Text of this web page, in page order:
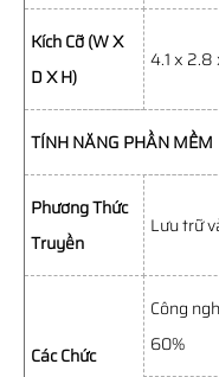
Kích Cỡ (W X
D X H)
4.1 x 2.8
TÍNH NĂNG PHẦN MỀM
Phương Thức
Truyền
Lưu trữ
Các Chức
Công
60%